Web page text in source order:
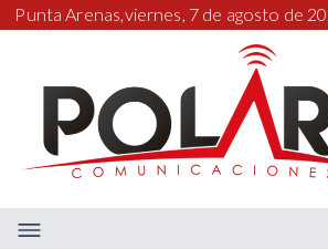
Punta Arenas,viernes, 7 de agosto de